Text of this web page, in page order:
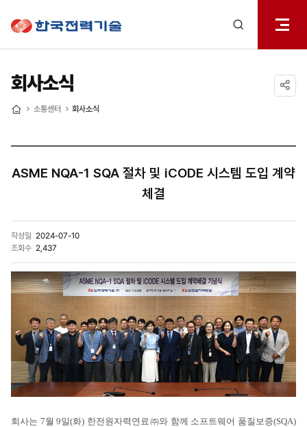
열기
회사소식
소통센터 회사소식
ASME NQA-1 SQA 절차 및 iCODE 시스템 도입 계약
체결
작성일 2024-07-10
조회수 2,437
회사는 7월 9일(화) 한전원자력연료㈜와 함께 소프트웨어 품질보증(SQA)